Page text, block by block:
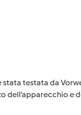
testata da
e